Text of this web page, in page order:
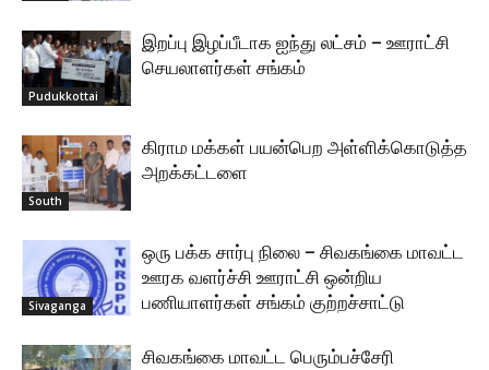
Pudukkottai
இறப்பு இழப்பீடாக ஐந்து லட்சம் – ஊராட்சி
செயலாளர்கள் சங்கம்
South
கிராம மக்கள் பயன்பெற அள்ளிக்கொடுத்த
அறக்கட்டளை
Sivaganga
ஒரு பக்க சார்பு நிலை – சிவகங்கை மாவட்ட
ஊரக வளர்ச்சி ஊராட்சி ஒன்றிய
பணியாளர்கள் சங்கம் குற்றச்சாட்டு
சிவகங்கை மாவட்ட பெரும்பச்சேரி